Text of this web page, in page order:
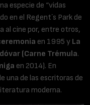
especie de “vidas
en el Regent´s Park de
al cine por, entre otros,
en 1995 y La
(Carne Trémula.
en 2014). En
una de las escritoras de
moderna.